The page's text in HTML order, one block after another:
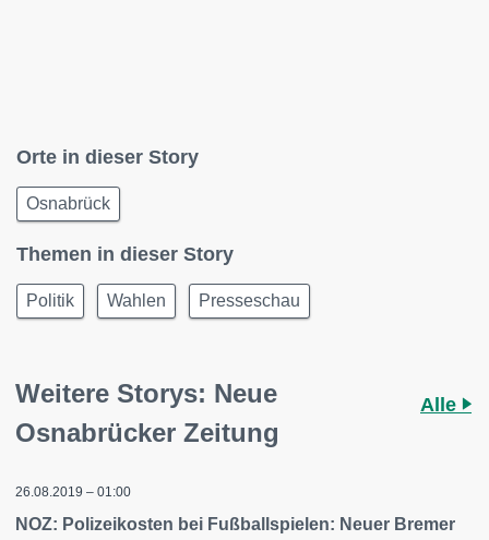
Orte in dieser Story
Osnabrück
Themen in dieser Story
Politik Wahlen Presseschau
Weitere Storys: Neue
Osnabrücker Zeitung
Alle
26.08.2019 – 01:00
NOZ: Polizeikosten bei Fußballspielen: Neuer Bremer